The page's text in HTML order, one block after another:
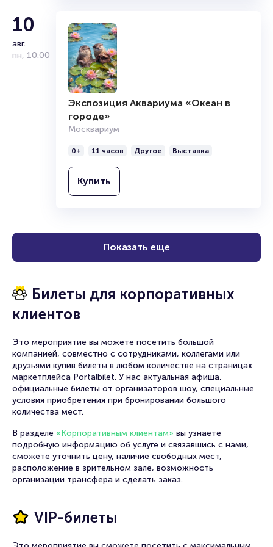
10
авг.
пн, 10:00
Экспозиция Аквариума «Океан в
городе»
Москвариум
0+ 11 часов Другое Выставка
Купить
Показать еще
Билеты для корпоративных
клиентов
Это мероприятие вы можете посетить большой
компанией, совместно с сотрудниками, коллегами или
друзьями купив билеты в любом количестве на страницах
маркетплейса Portalbilet. У нас актуальная афиша,
официальные билеты от организаторов шоу, специальные
условия приобретения при бронировании большого
количества мест.
В разделе «Корпоративным клиентам» вы узнаете
подробную информацию об услуге и связавшись с нами,
сможете уточнить цену, наличие свободных мест,
расположение в зрительном зале, возможность
организации трансфера и сделать заказ.
VIP-билеты